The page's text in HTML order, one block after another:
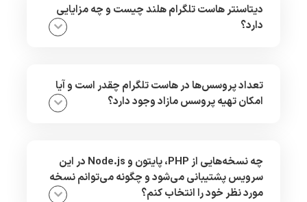
دیتاسنتر هاست تلگرام هلند چیست و چه مزایایی
دارد؟
تعداد پروسس‌ها در هاست تلگرام چقدر است و آیا
امکان تهیه پروسس مازاد وجود دارد؟
چه نسخه‌هایی از PHP، پایتون و Node.js در این
سرویس پشتیبانی می‌شود و چگونه می‌توانم نسخه
مورد نظر خود را انتخاب کنم؟